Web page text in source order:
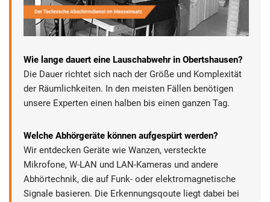
Wie lange dauert eine Lauschabwehr in Obertshausen?
Die Dauer richtet sich nach der Größe und Komplexität
der Räumlichkeiten. In den meisten Fällen benötigen
unsere Experten einen halben bis einen ganzen Tag.
Welche Abhörgeräte können aufgespürt werden?
Wir entdecken Geräte wie Wanzen, versteckte
Mikrofone, W-LAN und LAN-Kameras und andere
Abhörtechnik, die auf Funk- oder elektromagnetische
Signale basieren. Die Erkennungsqoute liegt dabei bei